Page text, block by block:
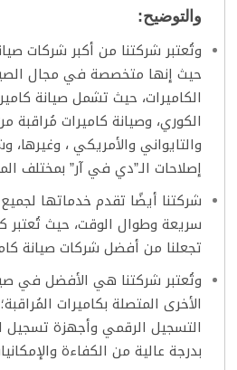
والتوضيح:
وتُعتبر شركتنا من أكبر شركات
حيث إنها متخصصة في مجال
الكاميرات، حيث تشمل صيانة
الكوري، وصيانة كاميرات مُراقبة
والتايواني والأمريكي ،
إصلاحات الـ”دي في آر” بمختلف
شركتنا أيضًا تقدم خدماتها
سريعة وطوال الوقت، حيث تُعتبر
تجعلنا من أفضل شركات صيانة
وتُعتبر شركتنا هي الأفضل في
الأخرى المتصلة بكاميرات
التسجيل الرقمي وأجهزة تسجيل
بدرجة عالية من الكفاءة